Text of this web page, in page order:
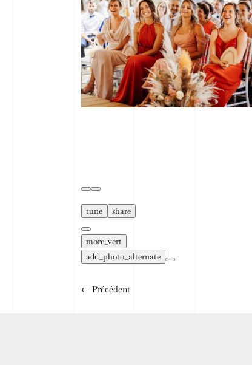
tune share
more_vert
add_photo_alternate
←Précédent